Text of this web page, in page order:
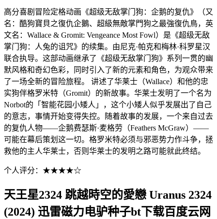
高分喜剧冒险定格动画《超级无敌掌门狗：企鹅的复仇》（又
名：酷狗寶貝之復仇企鵝、超級無敵掌門狗之最強復仇鳥，英
文名：Wallace & Gromit: Vengeance Most Fowl）是《超级无敌
掌门狗：人兔的诅咒》的续集。由尼克·帕克和梅林·科罗星汉
联合执导。这部动画继承了《超级无敌掌门狗》系列一贯的幽
默风格和奇幻色彩，同时引入了新的元素和角色，为观众带来
了一场全新的冒险旅程。 讲述了华莱士（Wallace）和他的忠
实狗伴格罗米特（Gromit）的新故事。华莱士发明了一个名为
Norbot的「智能花园小矮人」，这个小矮人似乎发展出了自己
的意志，事情开始变得失控。随着故事的发展，一个来自过去
的复仇人物——企鹅费瑟斯·麦格劳（Feathers McGraw）——
可能在幕后策划这一切。格罗米特必须与邪恶势力作斗争，拯
救他的主人华莱士，否则华莱士的发明之路可能就此终结。
个人评分：★★★★☆
天王星2324 跳越時空的愛戀 Uranus 2324
(2024) 迅雷磁力电驴种子bt下载百度云网